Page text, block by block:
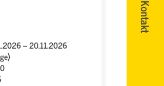
Kontakt
– 20.11.2026